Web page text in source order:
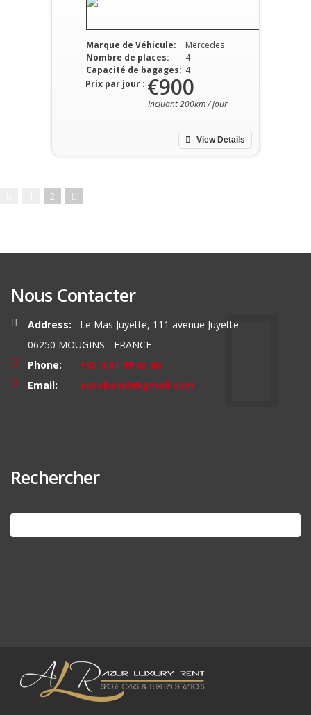
Marque de Véhicule:
Mercedes
Nombre de places:
4
Capacité de bagages: 4
View Details
Prix par jour : €900
Incluant 200km / jour
2
Nous Contacter
Address:
Le Mas Juyette, 111 avenue Juyette
06250 MOUGINS - FRANCE
Phone:
+33 6 61 99 63 86
Email:
autobox69@gmail.com
Rechercher
Search
for: